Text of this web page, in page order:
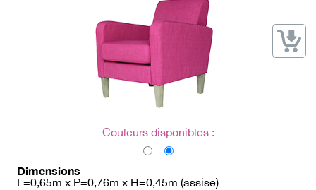
→ Noms / Références
Modélisation 2D/3D
Couleurs disponibles :
Dimensions
L=0,65m x P=0,76m x H=0,45m (assise)